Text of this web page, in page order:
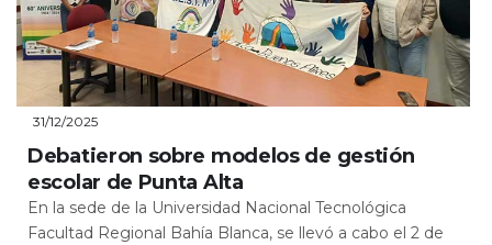
31/12/2025
Debatieron sobre modelos de gestión
escolar de Punta Alta
En la sede de la Universidad Nacional Tecnológica
Facultad Regional Bahía Blanca, se llevó a cabo el 2 de